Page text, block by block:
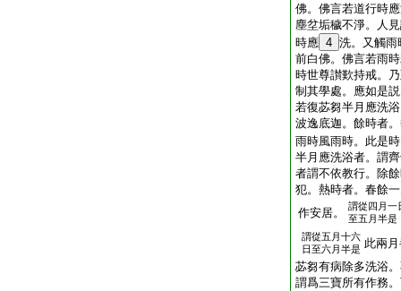
佛。佛言若道行時
塵坌垢穢不淨。人
時應 4 洗。又觸雨
前白佛。佛言若雨
時世尊讃歎持戒。
制其學處。應如是説
若復苾芻半月應洗
波逸底迦。餘時者
雨時風雨時。此是
半月應洗浴者。謂
者謂不依教行。除
犯。熱時者。春餘
作安居。
謂從四月一
至五月半是
謂從五月十六
日至六月半是 此兩
苾芻有病除多洗浴
謂爲三寶所有作務